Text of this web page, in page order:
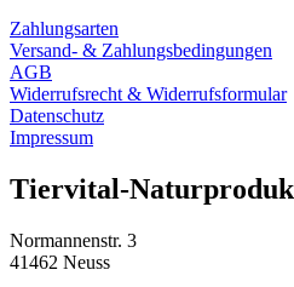
Zahlungsarten
Versand- & Zahlungsbedingungen
AGB
Widerrufsrecht & Widerrufsformular
Datenschutz
Impressum
Tiervital-
Normannenstr. 3
41462 Neuss